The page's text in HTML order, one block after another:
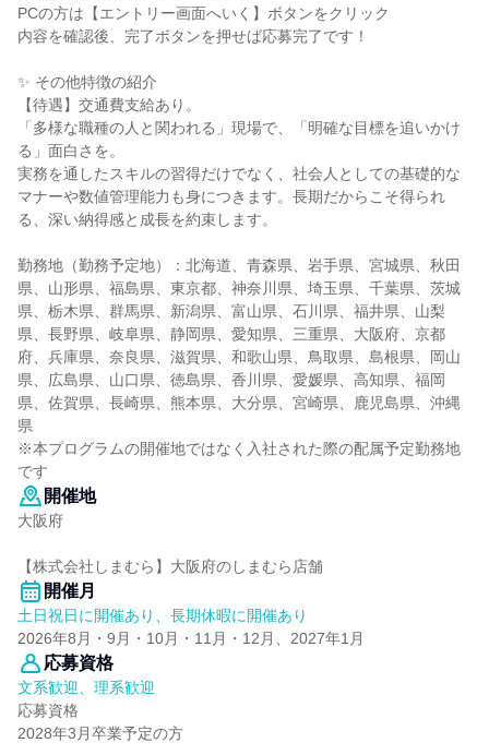
PCの方は【エントリー画面へいく】ボタンをクリック
内容を確認後、完了ボタンを押せば応募完了です！
✨ その他特徴の紹介
【待遇】交通費支給あり。
「多様な職種の人と関われる」現場で、「明確な目標を追いかけ
る」面白さを。
実務を通したスキルの習得だけでなく、社会人としての基礎的な
マナーや数値管理能力も身につきます。長期だからこそ得られ
る、深い納得感と成長を約束します。
勤務地（勤務予定地）：北海道、青森県、岩手県、宮城県、秋田
県、山形県、福島県、東京都、神奈川県、埼玉県、千葉県、茨城
県、栃木県、群馬県、新潟県、富山県、石川県、福井県、山梨
県、長野県、岐阜県、静岡県、愛知県、三重県、大阪府、京都
府、兵庫県、奈良県、滋賀県、和歌山県、鳥取県、島根県、岡山
県、広島県、山口県、徳島県、香川県、愛媛県、高知県、福岡
県、佐賀県、長崎県、熊本県、大分県、宮崎県、鹿児島県、沖縄
県
※本プログラムの開催地ではなく入社された際の配属予定勤務地
です
開催地
大阪府
【株式会社しまむら】大阪府のしまむら店舗
開催月
土日祝日に開催あり、長期休暇に開催あり
2026年8月・9月・10月・11月・12月、2027年1月
応募資格
文系歓迎、理系歓迎
応募資格
2028年3月卒業予定の方